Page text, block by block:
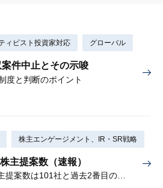
ィビスト投資家対応 グローバル
件中止とその示唆
度と判断のポイント
株主エンゲージメント、IR・SR戦略
主提案数（速報）
2026年6月株主総会の株主提案数は101社と過去2番目の多さ